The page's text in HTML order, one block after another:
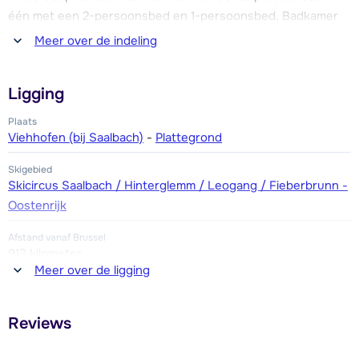
kun je terecht in het bekende en levendige Saalbach,
parkeerplaatsen.
één met een 2-persoonsbed en 1-persoonsbed. Badkamer
met bad, douche en wastafel. Apart toilet.
Meer over de indeling
Ligging
Plaats
Viehhofen (bij Saalbach) - Plattegrond
Skigebied
Skicircus Saalbach / Hinterglemm / Leogang / Fieberbrunn -
Oostenrijk
Afstand vanaf Brussel
Afstand tot restaurant of bar
Meer over de ligging
Reviews